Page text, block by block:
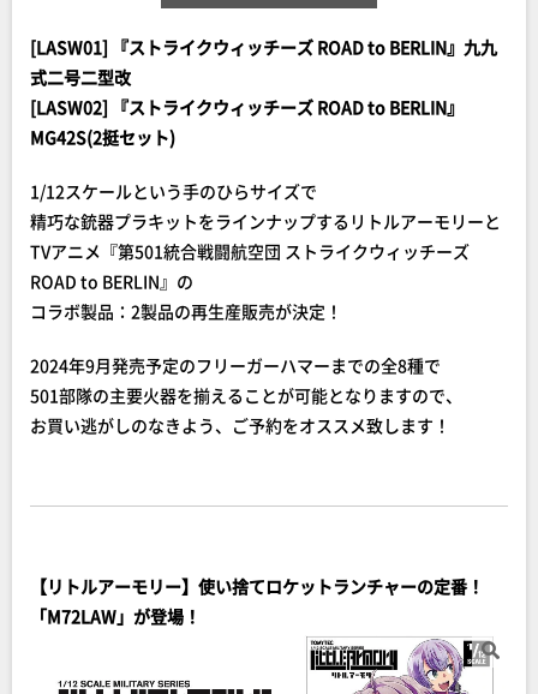
[LASW01] 『ストライクウィッチーズ ROAD to BERLIN』九九
式二号二型改
[LASW02] 『ストライクウィッチーズ ROAD to BERLIN』
MG42S(2挺セット)
1/12スケールという手のひらサイズで
精巧な銃器プラキットをラインナップするリトルアーモリーと
TVアニメ『第501統合戦闘航空団 ストライクウィッチーズ
ROAD to BERLIN』の
コラボ製品：2製品の再生産販売が決定！
2024年9月発売予定のフリーガーハマーまでの全8種で
501部隊の主要火器を揃えることが可能となりますので、
お買い逃がしのなきよう、ご予約をオススメ致します！
【リトルアーモリー】使い捨てロケットランチャーの定番！
「M72LAW」が登場！